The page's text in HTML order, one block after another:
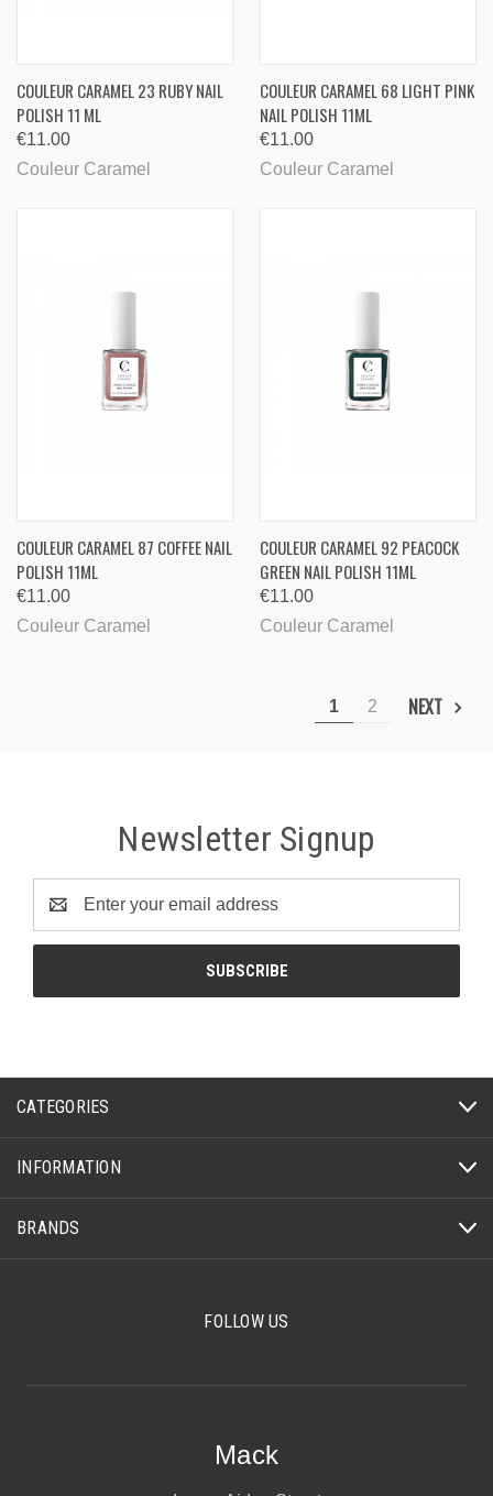
COULEUR CARAMEL 23 RUBY ​NAIL
POLISH 11 ML
€11.00
Couleur Caramel
COULEUR CARAMEL 68 LIGHT PINK
NAIL POLISH 11ML
€11.00
Couleur Caramel
COULEUR CARAMEL 87 COFFEE NAIL
POLISH 11ML
€11.00
Couleur Caramel
COULEUR CARAMEL 92 PEACOCK
GREEN NAIL POLISH 11ML
€11.00
Couleur Caramel
1 2 NEXT
Newsletter Signup
Address
CATEGORIES
INFORMATION
BRANDS
FOLLOW US
Mack